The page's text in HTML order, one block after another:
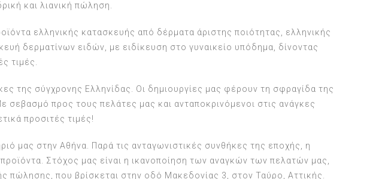
και λιανική πώληση.
ελληνικής κατασκευής από δέρματα άριστης ποιότητας, ελληνικής
δερματίνων ειδών, με ειδίκευση στο γυναικείο υπόδημα, δίνοντας
τιμές.
της σύγχρονης Ελληνίδας. Οι δημιουργίες μας φέρουν τη σφραγίδα της
προς τους πελάτες μας και ανταποκρινόμενοι στις ανάγκες
προσιτές τιμές!
μας στην Αθήνα. Παρά τις ανταγωνιστικές συνθήκες της εποχής, η
Στόχος μας είναι η ικανοποίηση των αναγκών των πελατών μας,
πώλησης, που βρίσκεται στην οδό Μακεδονίας 3, στον Ταύρο, Αττικής.